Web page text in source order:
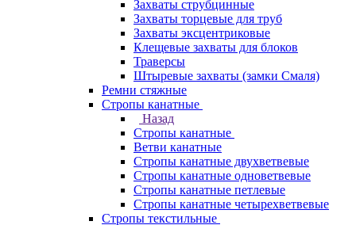
Захваты струбцинные
Захваты торцевые для труб
Захваты эксцентриковые
Клещевые захваты для блоков
Траверсы
Штыревые захваты (замки Смаля)
Ремни стяжные
Стропы канатные
Назад
Стропы канатные
Ветви канатные
Стропы канатные двухветвевые
Стропы канатные одноветвевые
Стропы канатные петлевые
Стропы канатные четырехветвевые
Стропы текстильные